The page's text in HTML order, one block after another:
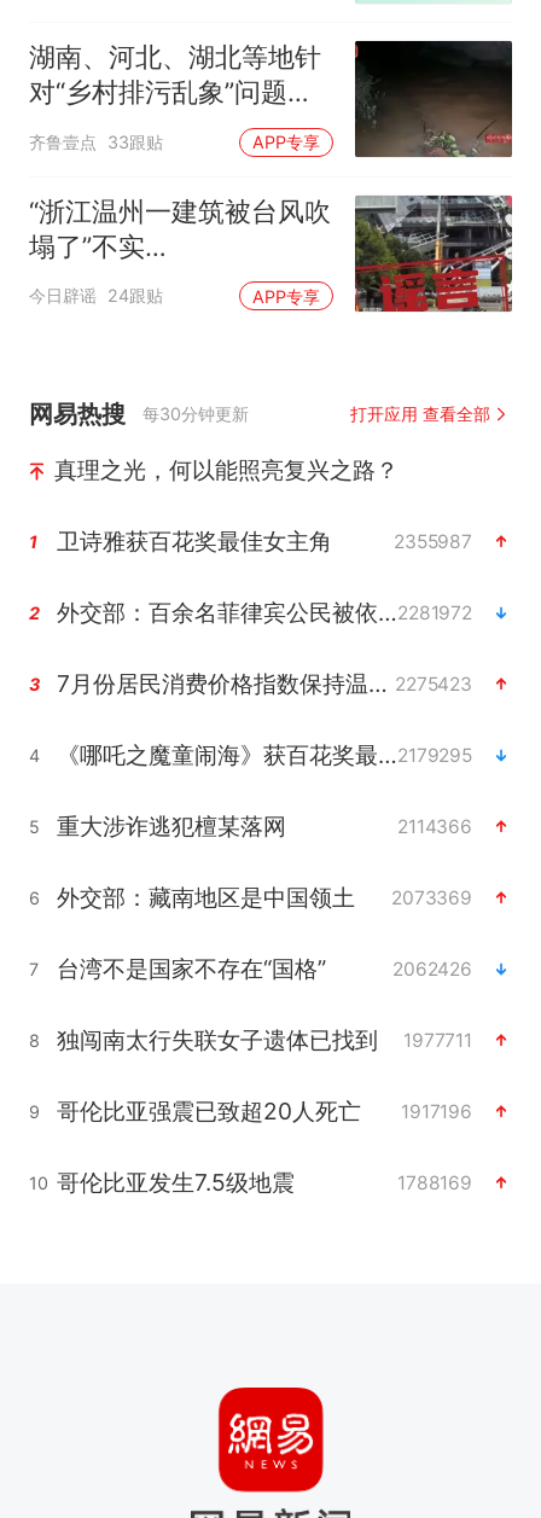
湖南、河北、湖北等地针
对“乡村排污乱象”问题成
立调查组
齐鲁壹点 33跟贴 APP专享
“浙江温州一建筑被台风吹
塌了”不实
（2026·08·10）
今日辟谣 24跟贴 APP专享
网易热搜 每30分钟更新 打开应用 查看全部
真理之光，何以能照亮复兴之路？
1 卫诗雅获百花奖最佳女主角 2355987
2 外交部：百余名菲律宾公民被依法处理2281972
3 7月份居民消费价格指数保持温和上涨 2275423
4 《哪吒之魔童闹海》获百花奖最佳影片奖2179295
5 重大涉诈逃犯檀某落网 2114366
6 外交部：藏南地区是中国领土 2073369
7 台湾不是国家不存在“国格” 2062426
8 独闯南太行失联女子遗体已找到 1977711
9 哥伦比亚强震已致超20人死亡 1917196
10 哥伦比亚发生7.5级地震 1788169